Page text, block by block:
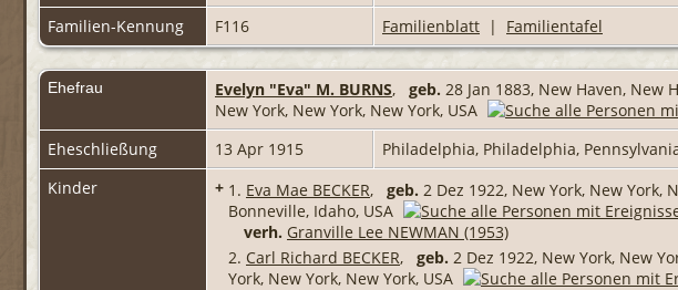
Familien-Kennung
F116 Familienblatt | Familientafel
Ehefrau Evelyn "Eva" M. BURNS, geb. 28 Jan 1883, New Haven, New
New York, New York, New York, USA
Eheschließung
13 Apr 1915
Philadelphia, Philadelphia,
Kinder
+ 1. Eva Mae BECKER, geb. 2 Dez 1922, New York, New York,
Bonneville, Idaho, USA
verh. Granville Lee NEWMAN (1953)
2. Carl Richard BECKER, geb. 2 Dez 1922, New York, New
York, New York, New York, USA